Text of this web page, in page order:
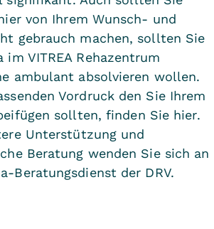
Anspruch zu nehmen.
bei uns in der
Einrichtung nur
und sind ansonsten in
Umgebung.
können
Bedarf in die Therapie
von Ihrem Wunsch- und
gebrauch machen, sollten Sie
im VITREA Rehazentrum
ambulant absolvieren wollen.
Vordruck den Sie Ihrem
sollten, finden Sie hier.
Unterstützung und
Beratung wenden Sie sich an
Beratungsdienst der DRV.